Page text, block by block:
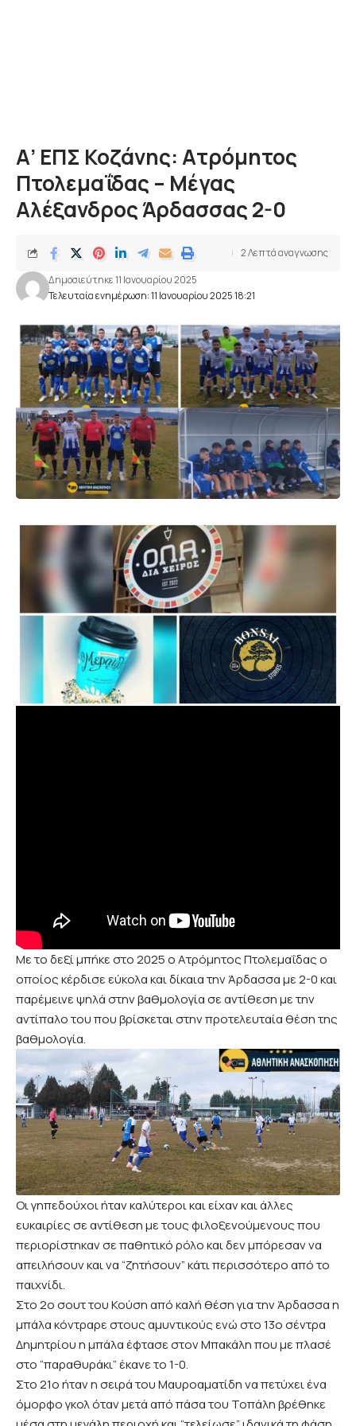
Α’ ΕΠΣ Κοζάνης: Ατρόμητος
Πτολεμαΐδας – Μέγας
Αλέξανδρος Άρδασσας 2-0
Τελευταία ενημέρωση: 11 Ιανουαρίου 2025 18:21
Δημοσιεύτηκε 11 Ιανουαρίου 2025
2 Λεπτά αναγνωσης
Με το δεξί μπήκε στο 2025 ο Ατρόμητος Πτολεμαΐδας ο
οποίος κέρδισε εύκολα και δίκαια την Άρδασσα με 2-0 και
παρέμεινε ψηλά στην βαθμολογία σε αντίθεση με την
αντίπαλο του που βρίσκεται στην προτελευταία θέση της
βαθμολογία.
Οι γηπεδούχοι ήταν καλύτεροι και είχαν και άλλες
ευκαιρίες σε αντίθεση με τους φιλοξενούμενους που
περιορίστηκαν σε παθητικό ρόλο και δεν μπόρεσαν να
απειλήσουν και να “ζητήσουν” κάτι περισσότερο από το
παιχνίδι.
Στο 2ο σουτ του Κούση από καλή θέση για την Άρδασσα η
μπάλα κόντραρε στους αμυντικούς ενώ στο 13ο σέντρα
Δημητρίου η μπάλα έφτασε στον Μπακάλη που με πλασέ
στο “παραθυράκι” έκανε το 1-0.
Στο 21ο ήταν η σειρά του Μαυροαματίδη να πετύχει ένα
όμορφο γκολ όταν μετά από πάσα του Τοπάλη βρέθηκε